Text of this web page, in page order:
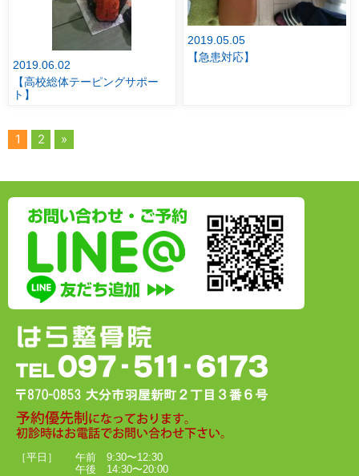
2019.06.02
【高校総体テーピングサポー
ト】
2019.05.05
【急患対応】
1 2 »
［平日］
午前 9:30〜12:30
午後 14:30〜20:00